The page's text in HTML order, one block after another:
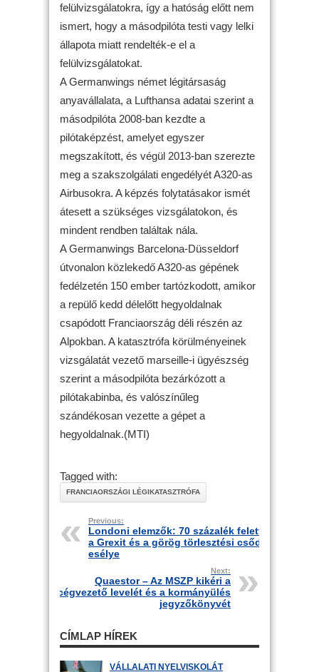
felülvizsgálatokra, így a hatóság előtt nem
ismert, hogy a másodpilóta testi vagy lelki
állapota miatt rendelték-e el a
felülvizsgálatokat.
A Germanwings német légitársaság
anyavállalata, a Lufthansa adatai szerint a
másodpilóta 2008-ban kezdte a
pilótaképzést, amelyet egyszer
megszakított, és végül 2013-ban szerezte
meg a szakszolgálati engedélyét A320-as
Airbusokra. A képzés folytatásakor ismét
átesett a szükséges vizsgálatokon, és
mindent rendben találtak nála.
A Germanwings Barcelona-Düsseldorf
útvonalon közlekedő A320-as gépének
fedélzetén 150 ember tartózkodott, amikor
a repülő kedd délelőtt hegyoldalnak
csapódott Franciaország déli részén az
Alpokban. A katasztrófa körülményeinek
vizsgálatát vezető marseille-i ügyészség
szerint a másodpilóta bezárkózott a
pilótakabinba, és valószínűleg
szándékosan vezette a gépet a
hegyoldalnak.(MTI)
Tagged with:
FRANCIAORSZÁGI LÉGIKATASZTRÓFA
Previous:
Londoni elemzők: 70 százalék felett
a Grexit és a görög törlesztési csőd
esélye
Next:
Quaestor – Az MSZP kikéri a
cégvezető levelét és a kormányülés
jegyzőkönyvét
CÍMLAP HÍREK
VÁLLALATI NYELVISKOLÁT